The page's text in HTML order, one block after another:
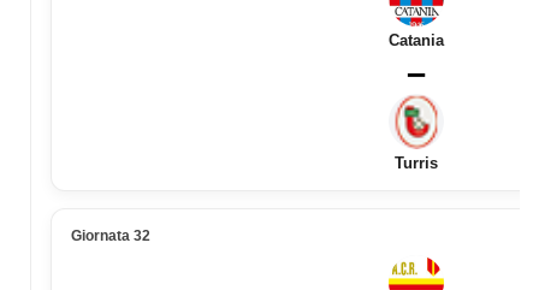
Catania
–
Turris
Giornata 32